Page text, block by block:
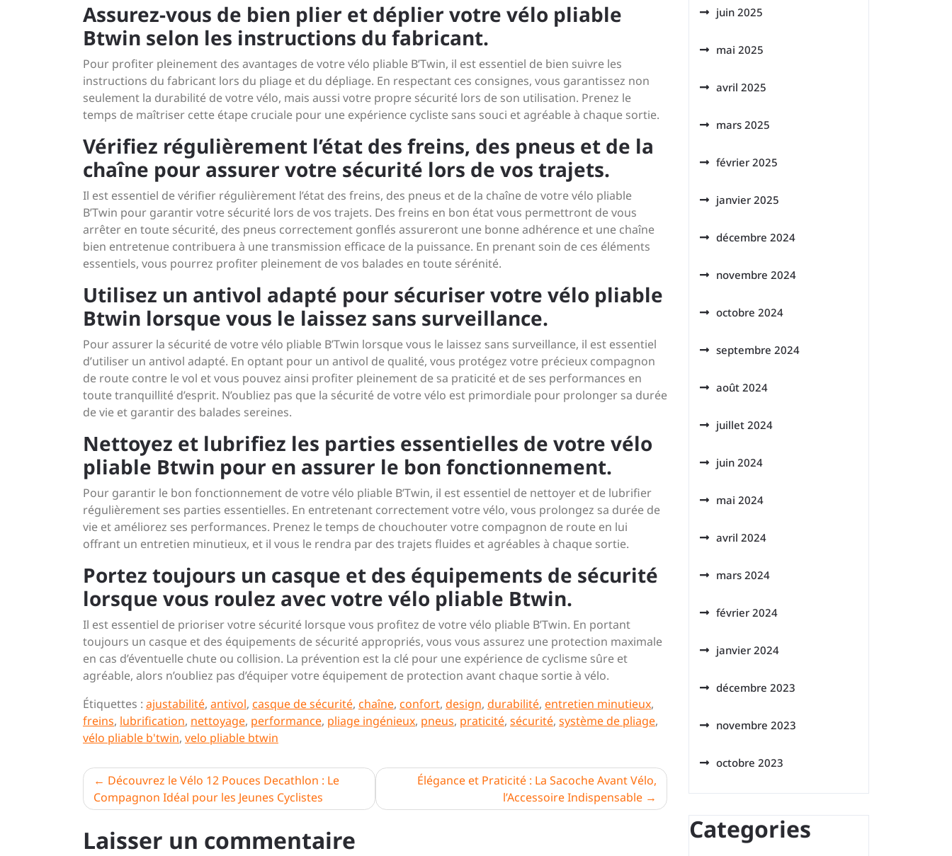
Assurez-vous de bien plier et déplier votre vélo pliable
Btwin selon les instructions du fabricant.
Pour profiter pleinement des avantages de votre vélo pliable B’Twin, il est essentiel de bien suivre les
instructions du fabricant lors du pliage et du dépliage. En respectant ces consignes, vous garantissez non
seulement la durabilité de votre vélo, mais aussi votre propre sécurité lors de son utilisation. Prenez le
temps de maîtriser cette étape cruciale pour une expérience cycliste sans souci et agréable à chaque sortie.
Vérifiez régulièrement l’état des freins, des pneus et de la
chaîne pour assurer votre sécurité lors de vos trajets.
Il est essentiel de vérifier régulièrement l’état des freins, des pneus et de la chaîne de votre vélo pliable
B’Twin pour garantir votre sécurité lors de vos trajets. Des freins en bon état vous permettront de vous
arrêter en toute sécurité, des pneus correctement gonflés assureront une bonne adhérence et une chaîne
bien entretenue contribuera à une transmission efficace de la puissance. En prenant soin de ces éléments
essentiels, vous pourrez profiter pleinement de vos balades en toute sérénité.
Utilisez un antivol adapté pour sécuriser votre vélo pliable
Btwin lorsque vous le laissez sans surveillance.
Pour assurer la sécurité de votre vélo pliable B’Twin lorsque vous le laissez sans surveillance, il est essentiel
d’utiliser un antivol adapté. En optant pour un antivol de qualité, vous protégez votre précieux compagnon
de route contre le vol et vous pouvez ainsi profiter pleinement de sa praticité et de ses performances en
toute tranquillité d’esprit. N’oubliez pas que la sécurité de votre vélo est primordiale pour prolonger sa durée
de vie et garantir des balades sereines.
Nettoyez et lubrifiez les parties essentielles de votre vélo
pliable Btwin pour en assurer le bon fonctionnement.
Pour garantir le bon fonctionnement de votre vélo pliable B’Twin, il est essentiel de nettoyer et de lubrifier
régulièrement ses parties essentielles. En entretenant correctement votre vélo, vous prolongez sa durée de
vie et améliorez ses performances. Prenez le temps de chouchouter votre compagnon de route en lui
offrant un entretien minutieux, et il vous le rendra par des trajets fluides et agréables à chaque sortie.
Portez toujours un casque et des équipements de sécurité
lorsque vous roulez avec votre vélo pliable Btwin.
Il est essentiel de prioriser votre sécurité lorsque vous profitez de votre vélo pliable B’Twin. En portant
toujours un casque et des équipements de sécurité appropriés, vous vous assurez une protection maximale
en cas d’éventuelle chute ou collision. La prévention est la clé pour une expérience de cyclisme sûre et
agréable, alors n’oubliez pas d’équiper votre équipement de protection avant chaque sortie à vélo.
Étiquettes : ajustabilité, antivol, casque de sécurité, chaîne, confort, design, durabilité, entretien minutieux,
freins, lubrification, nettoyage, performance, pliage ingénieux, pneus, praticité, sécurité, système de pliage,
vélo pliable b'twin, velo pliable btwin
Navigation
de
l’article
Découvrez le Vélo 12 Pouces Decathlon : Le
Compagnon Idéal pour les Jeunes Cyclistes
Élégance et Praticité : La Sacoche Avant Vélo,
l’Accessoire Indispensable
Laisser un commentaire
juin 2025
mai 2025
avril 2025
mars 2025
février 2025
janvier 2025
décembre 2024
novembre 2024
octobre 2024
septembre 2024
août 2024
juillet 2024
juin 2024
mai 2024
avril 2024
mars 2024
février 2024
janvier 2024
décembre 2023
novembre 2023
octobre 2023
Categories